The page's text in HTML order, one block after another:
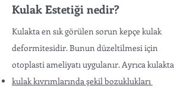
Kulak Estetiği nedir?
Kulakta en sık görülen sorun kepçe kulak
deformitesidir. Bunun düzeltilmesi için
otoplasti ameliyatı uygulanır. Ayrıca kulakta
kulak kıvrımlarında şekil bozuklukları